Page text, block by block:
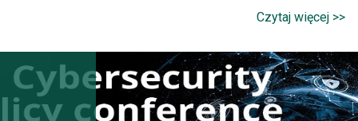
Czytaj więcej >>